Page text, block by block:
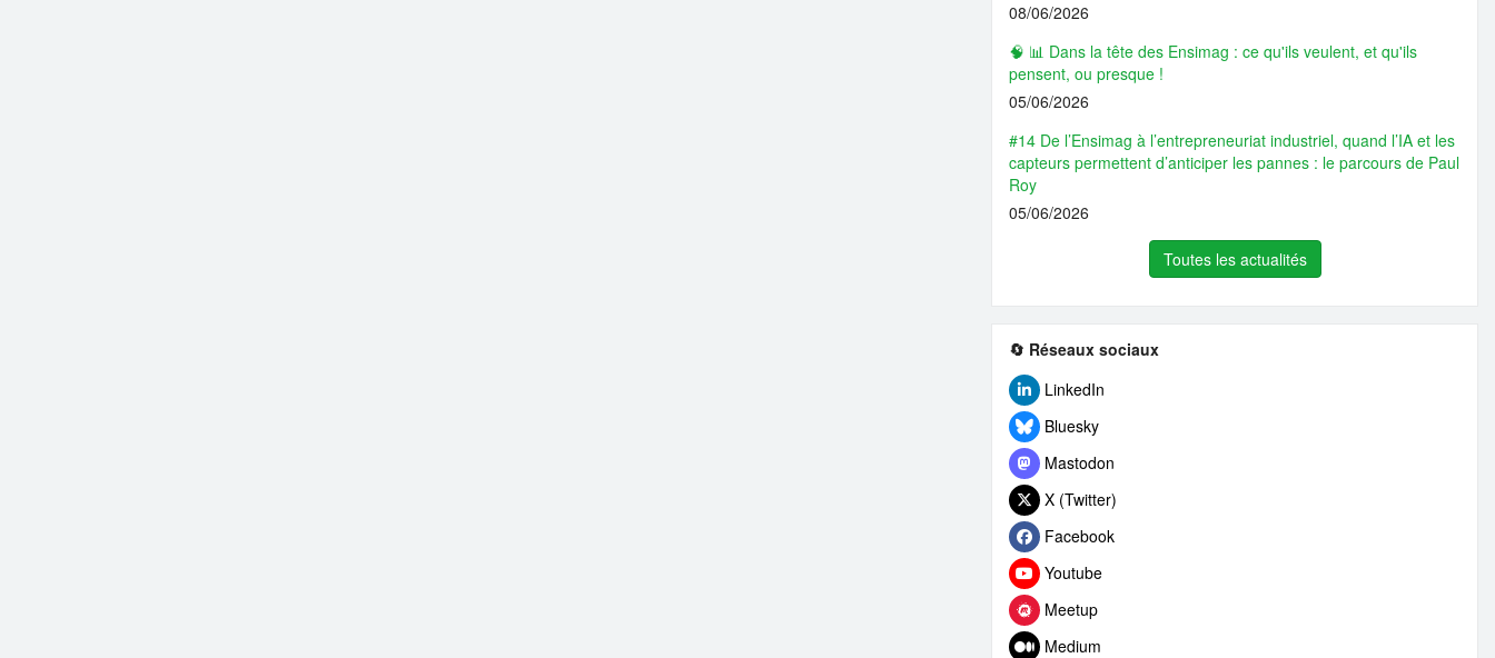
08/06/2026
🧠 📊 Dans la tête des Ensimag : ce qu'ils veulent, et qu'ils
pensent, ou presque !
05/06/2026
#14 De l’Ensimag à l’entrepreneuriat industriel, quand l’IA et les
capteurs permettent d’anticiper les pannes : le parcours de Paul
Roy
05/06/2026
Toutes les actualités
🔄 Réseaux sociaux
LinkedIn
Bluesky
Mastodon
X (Twitter)
Facebook
Youtube
Meetup
Medium